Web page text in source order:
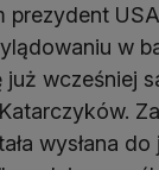
prezydent
w
już wcześniej
wysłana